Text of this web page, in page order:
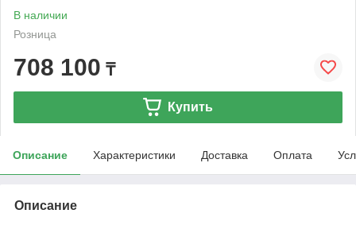
В наличии
Розница
708 100 ₸
Купить
Описание Характеристики Доставка Оплата
Описание